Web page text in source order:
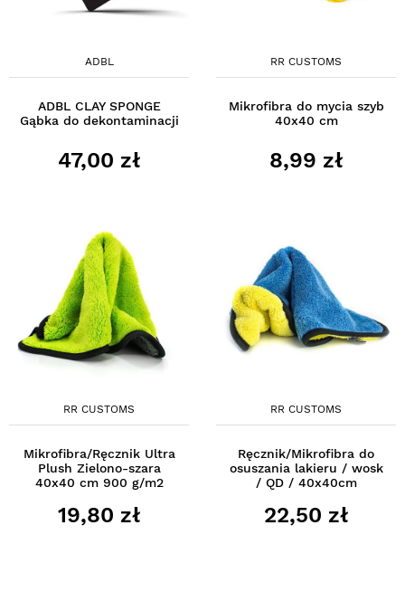
ADBL
ADBL CLAY SPONGE
Gąbka do dekontaminacji
47,00 zł
RR CUSTOMS
Mikrofibra do mycia szyb
40x40 cm
8,99 zł
RR CUSTOMS
Mikrofibra/Ręcznik Ultra
Plush Zielono-szara
40x40 cm 900 g/m2
19,80 zł
RR CUSTOMS
Ręcznik/Mikrofibra do
osuszania lakieru / wosk
/ QD / 40x40cm
22,50 zł